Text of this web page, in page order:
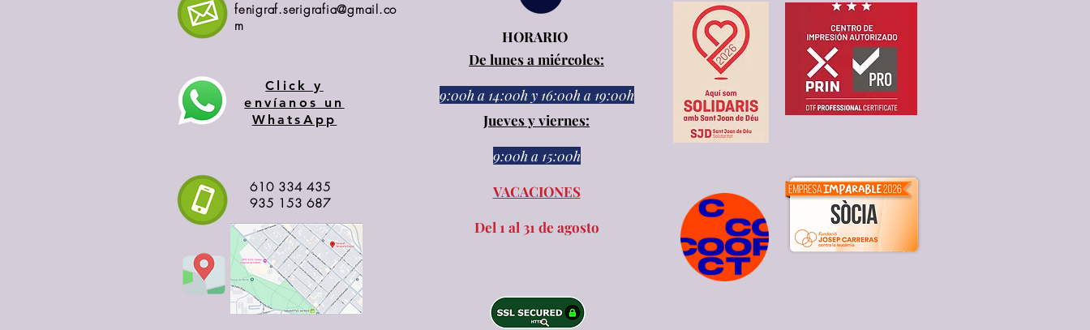
HORARIO
De lunes a miércoles:
9:00h a 14:00h y 16:00h a 19:00h
Jueves y viernes:
9:00h a 15:00h​​
VACACIONES
Del 1 al 31 de agosto
fenigraf.serigrafia@gmail.co
m
Click y
envíanos un
WhatsApp
610 334 435
935 153 687